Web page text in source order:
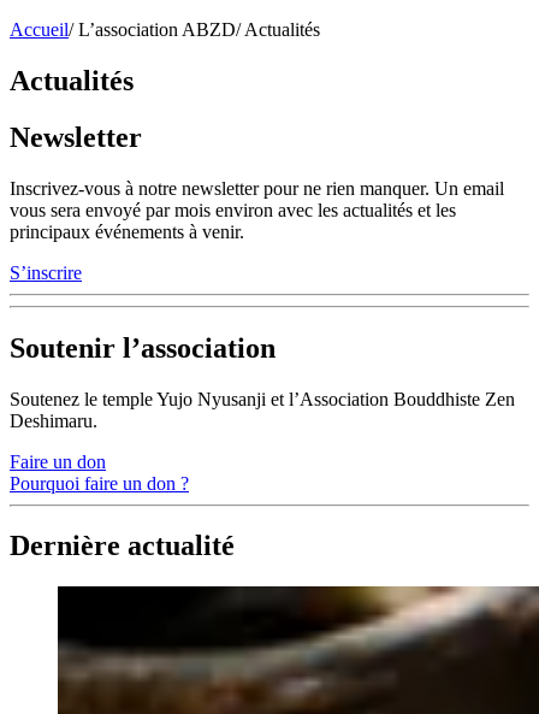
Accueil/ L’association ABZD/ Actualités
Actualités
Newsletter
Inscrivez-vous à notre newsletter pour ne rien manquer. Un email
vous sera envoyé par mois environ avec les actualités et les
principaux événements à venir.
S’inscrire
Soutenir l’association
Soutenez le temple Yujo Nyusanji et l’Association Bouddhiste Zen
Deshimaru.
Faire un don
Pourquoi faire un don ?
Dernière actualité